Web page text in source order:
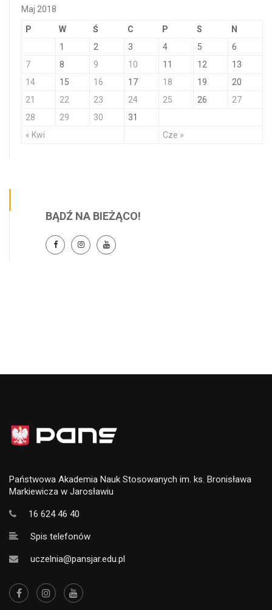
Maj 2018
P W Ś C P S N
« Kwi Cze »
1 2 3 4 5
6
7
8 9 10 11 12
13
14
15 16 17 18 19
20
21
22 23 24 25 26
27
28
29 30 31
BĄDŹ NA BIEŻĄCO!
Państwowa Akademia Nauk Stosowanych im. ks. Bronisława
Markiewicza w Jarosławiu
16 624 46 40
Spis telefonów
uczelnia@pansjar.edu.pl